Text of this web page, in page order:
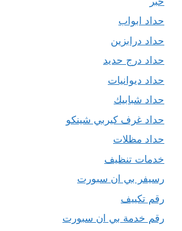
حداد ابواب
حداد درابزين
حداد درج حديد
حداد ديوانيات
حداد شبابيك
حداد غرف كيربي شينكو
حداد مظلات
خدمات تنظيف
رسيفر بي ان سبورت
رقم تكييف
رقم خدمة بي ان سبورت